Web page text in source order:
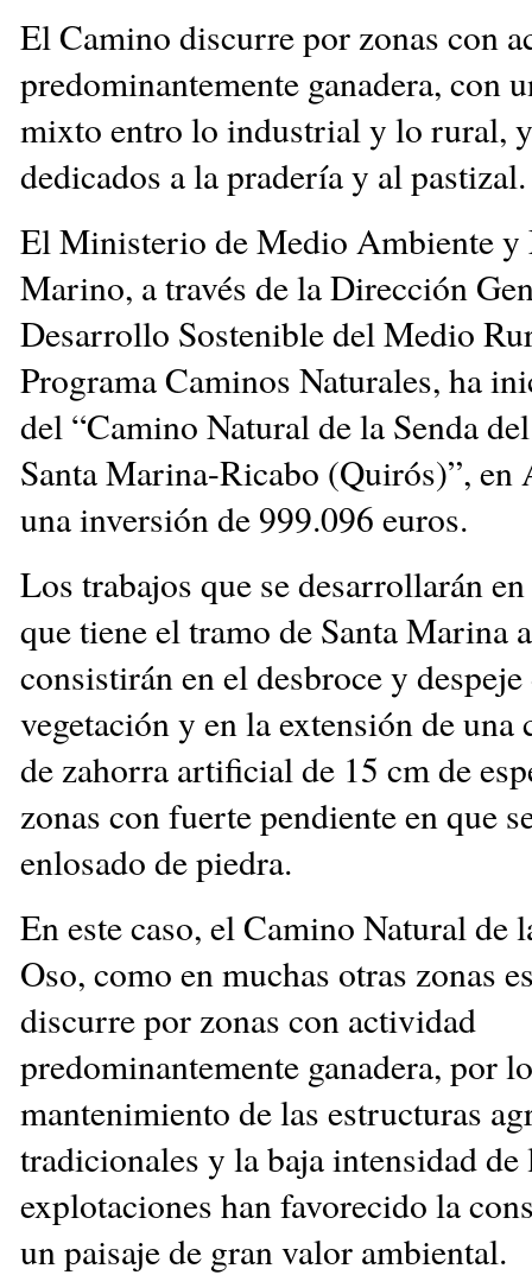
El Camino discurre por zonas con
predominantemente ganadera, con
mixto entro lo industrial y lo rural,
dedicados a la pradería y al pastizal.
El Ministerio de Medio Ambiente
Marino, a través de la Dirección
Desarrollo Sostenible del Medio
Programa Caminos Naturales, ha
del “Camino Natural de la Senda
Santa Marina-Ricabo (Quirós)”, en
una inversión de 999.096 euros.
Los trabajos que se desarrollarán
que tiene el tramo de Santa Marina
consistirán en el desbroce y despeje
vegetación y en la extensión de una
de zahorra artificial de 15 cm de
zonas con fuerte pendiente en que
enlosado de piedra.
En este caso, el Camino Natural de
Oso, como en muchas otras zonas
discurre por zonas con actividad
predominantemente ganadera, por
mantenimiento de las estructuras
tradicionales y la baja intensidad de
explotaciones han favorecido la
un paisaje de gran valor ambiental.